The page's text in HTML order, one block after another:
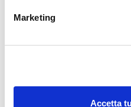
Marketing
Accetta
27 July 2026
Veteco 2026